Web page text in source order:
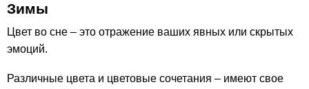
Зимы
Цвет во сне – это отражение ваших явных или скрытых
эмоций.
Различные цвета и цветовые сочетания – имеют свое